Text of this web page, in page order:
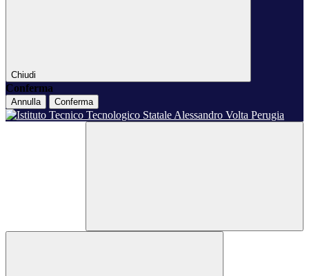
Chiudi
Conferma
Annulla Conferma